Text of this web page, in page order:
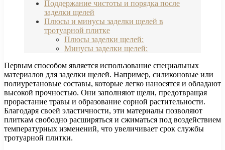
Поддержание чистоты и порядка после
заделки щелей
Плюсы и минусы заделки щелей в
тротуарной плитке
Плюсы заделки щелей:
Минусы заделки щелей:
Первым способом является использование специальных
материалов для заделки щелей. Например, силиконовые или
полиуретановые составы, которые легко наносятся и обладают
высокой прочностью. Они заполняют щели, предотвращая
прорастание травы и образование сорной растительности.
Благодаря своей эластичности, эти материалы позволяют
плиткам свободно расширяться и сжиматься под воздействием
температурных изменений, что увеличивает срок службы
тротуарной плитки.